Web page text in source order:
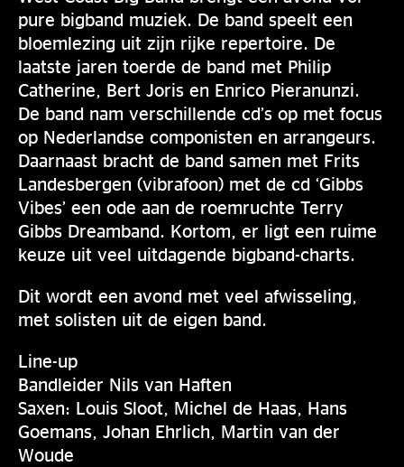
pure bigband muziek. De band speelt een
bloemlezing uit zijn rijke repertoire. De
laatste jaren toerde de band met Philip
Catherine, Bert Joris en Enrico Pieranunzi.
De band nam verschillende cd’s op met focus
op Nederlandse componisten en arrangeurs.
Daarnaast bracht de band samen met Frits
Landesbergen (vibrafoon) met de cd ‘Gibbs
Vibes’ een ode aan de roemruchte Terry
Gibbs Dreamband. Kortom, er ligt een ruime
keuze uit veel uitdagende bigband-charts.
Dit wordt een avond met veel afwisseling,
met solisten uit de eigen band.
Line-up
Bandleider Nils van Haften
Saxen: Louis Sloot, Michel de Haas, Hans
Goemans, Johan Ehrlich, Martin van der
Woude